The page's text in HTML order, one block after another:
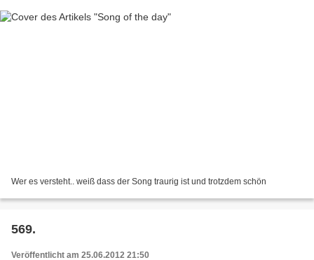
Wer es versteht.. weiß dass der Song traurig ist und trotzdem schön
569.
Veröffentlicht am 25.06.2012 21:50